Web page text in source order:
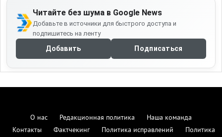
Читайте без шума в Google News
Добавьте в источники для быстрого доступа и
подпишитесь на ленту
Добавить Подписаться
О нас Редакционная политика
Наша команда
Контакты
Фактчекинг Политика исправлений
Политика